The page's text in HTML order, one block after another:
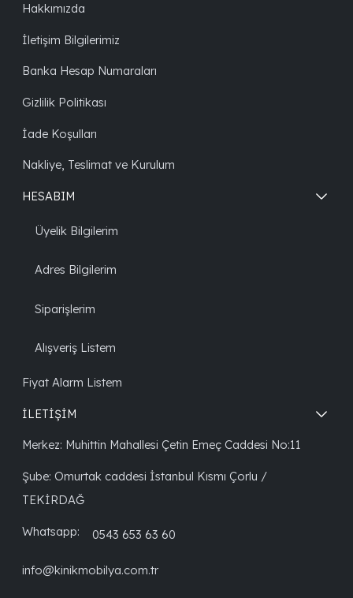
Hakkımızda
İletişim Bilgilerimiz
Banka Hesap Numaraları
Gizlilik Politikası
İade Koşulları
Nakliye, Teslimat ve Kurulum
HESABIM
Üyelik Bilgilerim
Adres Bilgilerim
Siparişlerim
Alışveriş Listem
Fiyat Alarm Listem
İLETİŞİM
Merkez: Muhittin Mahallesi Çetin Emeç Caddesi No:11
Şube: Omurtak caddesi İstanbul Kısmı Çorlu /
TEKİRDAĞ
Whatsapp: 0543 653 63 60
info@kinikmobilya.com.tr